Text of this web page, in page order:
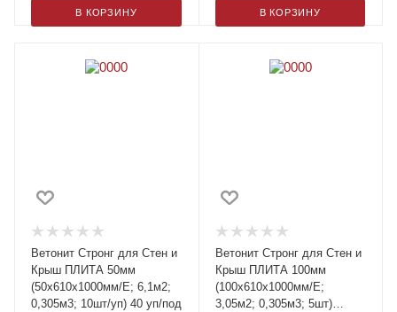
В КОРЗИНУ В КОРЗИНУ
Ветонит Стронг для Стен и
Крыш ПЛИТА 50мм
(50х610х1000мм/Е; 6,1м2;
0,305м3; 10шт/уп) 40 уп/под
Ветонит Стронг для Стен и
Крыш ПЛИТА 100мм
(100х610х1000мм/Е;
3,05м2; 0,305м3; 5шт)